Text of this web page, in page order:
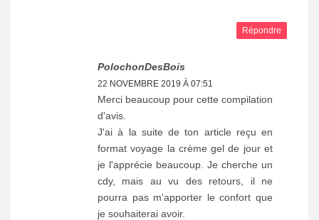
Répondre
PolochonDesBois
22 NOVEMBRE 2019 À 07:51
Merci beaucoup pour cette compilation
d'avis.
J'ai à la suite de ton article reçu en
format voyage la crème gel de jour et
je l'apprécie beaucoup. Je cherche un
cdy, mais au vu des retours, il ne
pourra pas m'apporter le confort que
je souhaiterai avoir.